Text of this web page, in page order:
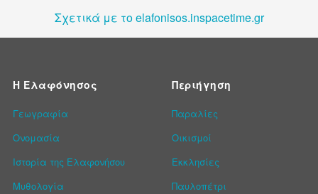
Σχετικά με το elafonisos.inspacetime.gr
Η Ελαφόνησος
Γεωγραφία
Ονομασία
Ιστορία της Ελαφονήσου
Μυθολογία
Περιήγηση
Παραλίες
Οικισμοί
Εκκλησίες
Παυλοπέτρι